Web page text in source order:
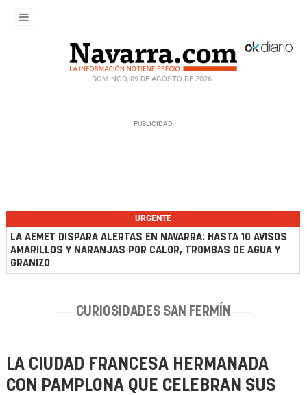
DOMINGO, 09 DE AGOSTO DE 2026
URGENTE
LA AEMET DISPARA ALERTAS EN NAVARRA: HASTA 10 AVISOS
AMARILLOS Y NARANJAS POR CALOR, TROMBAS DE AGUA Y
GRANIZO
CURIOSIDADES SAN FERMÍN
LA CIUDAD FRANCESA HERMANADA
CON PAMPLONA QUE CELEBRAN SUS